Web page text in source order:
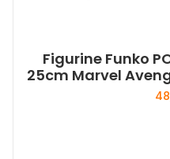
Figurine Funko
25cm Marvel